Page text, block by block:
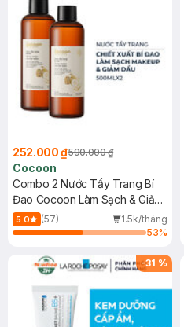
252.000 ₫590.000 ₫
Cocoon
Combo 2 Nước Tẩy Trang Bí
Đao Cocoon Làm Sạch & Giảm
Dầu 500ml
5.0 (57)
1.5k/tháng
53%
-31 %